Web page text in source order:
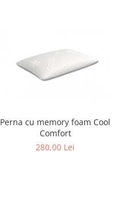
Perna cu memory foam Cool
Comfort
280,00 Lei